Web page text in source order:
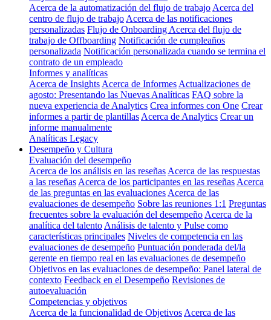
Acerca de la automatización del flujo de trabajo Acerca del
centro de flujo de trabajo Acerca de las notificaciones
personalizadas Flujo de Onboarding Acerca del flujo de
trabajo de Offboarding Notificación de cumpleaños
personalizada Notificación personalizada cuando se termina el
contrato de un empleado
Informes y analíticas
Acerca de Insights Acerca de Informes Actualizaciones de
agosto: Presentando las Nuevas Analíticas FAQ sobre la
nueva experiencia de Analytics Crea informes con One Crear
informes a partir de plantillas Acerca de Analytics Crear un
informe manualmente
Analíticas Legacy
Desempeño y Cultura
Evaluación del desempeño
Acerca de los análisis en las reseñas Acerca de las respuestas
a las reseñas Acerca de los participantes en las reseñas Acerca
de las preguntas en las evaluaciones Acerca de las
evaluaciones de desempeño Sobre las reuniones 1:1 Preguntas
frecuentes sobre la evaluación del desempeño Acerca de la
analítica del talento Análisis de talento y Pulse como
características principales Niveles de competencia en las
evaluaciones de desempeño Puntuación ponderada del/la
gerente en tiempo real en las evaluaciones de desempeño
Objetivos en las evaluaciones de desempeño: Panel lateral de
contexto Feedback en el Desempeño Revisiones de
autoevaluación
Competencias y objetivos
Acerca de la funcionalidad de Objetivos Acerca de las